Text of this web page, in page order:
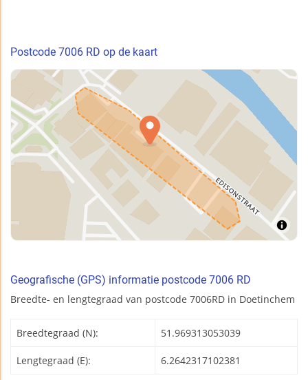
Postcode 7006 RD op de kaart
Geografische (GPS) informatie postcode 7006 RD
Breedte- en lengtegraad van postcode 7006RD in Doetinchem
Breedtegraad (N): 51.969313053039
Lengtegraad (E): 6.2642317102381